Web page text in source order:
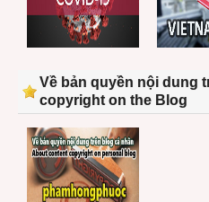
Về bản quyền nội dung
copyright on the Blog